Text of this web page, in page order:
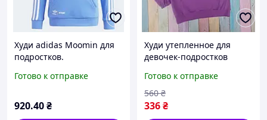
Худи adidas Moomin для
подростков.
Готово к отправке
920.40₴
Худи утепленное для
девочек-подростков
накаткой "WEONG" р
158;164
Готово к отправке
336₴
560 ₴